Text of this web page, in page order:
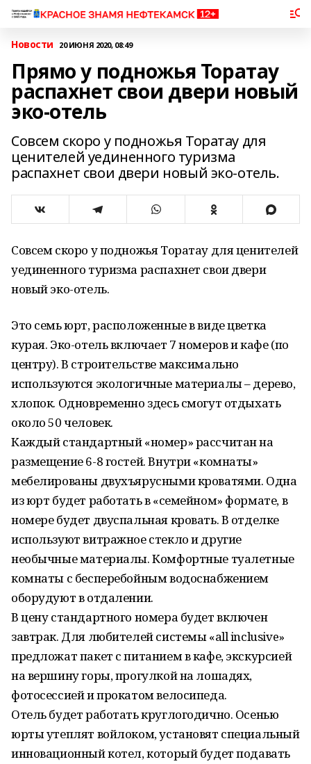
Новости 20 ИЮНЯ 2020, 08:49
Прямо у подножья Торатау
распахнет свои двери новый
эко-отель
Совсем скоро у подножья Торатау для
ценителей уединенного туризма
распахнет свои двери новый эко-отель.
Совсем скоро у подножья Торатау для ценителей
уединенного туризма распахнет свои двери
новый эко-отель.
Это семь юрт, расположенные в виде цветка
курая. Эко-отель включает 7 номеров и кафе (по
центру). В строительстве максимально
используются экологичные материалы – дерево,
хлопок. Одновременно здесь смогут отдыхать
около 50 человек.
Каждый стандартный «номер» рассчитан на
размещение 6-8 гостей. Внутри «комнаты»
мебелированы двухъярусными кроватями. Одна
из юрт будет работать в «семейном» формате, в
номере будет двуспальная кровать. В отделке
используют витражное стекло и другие
необычные материалы. Комфортные туалетные
комнаты с бесперебойным водоснабжением
оборудуют в отдалении.
В цену стандартного номера будет включен
завтрак. Для любителей системы «all inclusive»
предложат пакет с питанием в кафе, экскурсией
на вершину горы, прогулкой на лошадях,
фотосессией и прокатом велосипеда.
Отель будет работать круглогодично. Осенью
юрты утеплят войлоком, установят специальный
инновационный котел, который будет подавать